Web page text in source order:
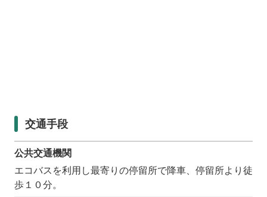
交通手段
公共交通機関
エコバスを利用し最寄りの停留所で降車、停留所より徒
歩１０分。